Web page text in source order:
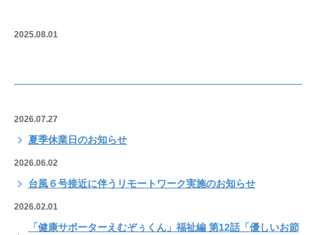
2025.08.01
2026.07.27
夏季休業日のお知らせ
2026.06.02
台風６号接近に伴うリモートワーク実施のお知らせ
2026.02.01
「健康サポーターえむぞぅくん」福祉編 第12話「優しいお節